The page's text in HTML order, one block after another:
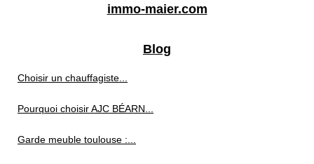
immo-maier.com
Blog
Choisir un chauffagiste...
Pourquoi choisir AJC BÉARN...
Garde meuble toulouse :...